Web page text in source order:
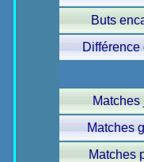
Buts
Différence
Matches
Matches
Matches